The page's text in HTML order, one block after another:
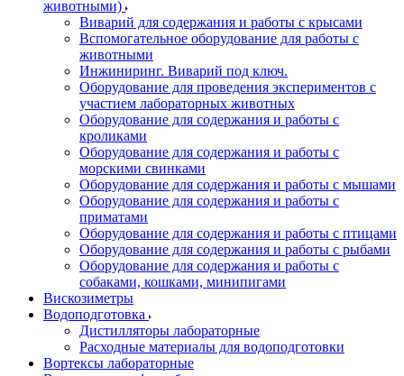
животными)
Виварий для содержания и работы с крысами
Вспомогательное оборудование для работы с
животными
Инжиниринг. Виварий под ключ.
Оборудование для проведения экспериментов с
участием лабораторных животных
Оборудование для содержания и работы с
кроликами
Оборудование для содержания и работы с
морскими свинками
Оборудование для содержания и работы с мышами
Оборудование для содержания и работы с
приматами
Оборудование для содержания и работы с птицами
Оборудование для содержания и работы с рыбами
Оборудование для содержания и работы с
собаками, кошками, минипигами
Вискозиметры
Водоподготовка
Дистилляторы лабораторные
Расходные материалы для водоподготовки
Вортексы лабораторные